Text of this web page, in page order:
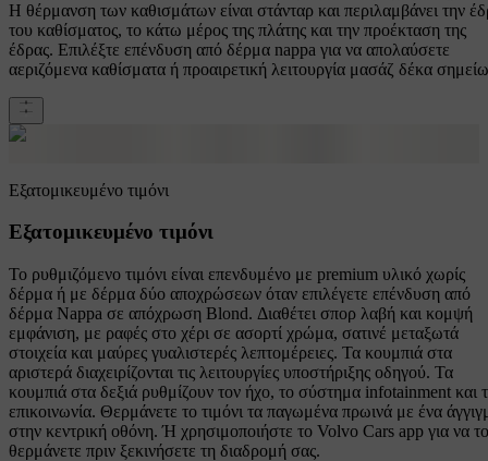
Η θέρμανση των καθισμάτων είναι στάνταρ και περιλαμβάνει την
του καθίσματος, το κάτω μέρος της πλάτης και την προέκταση της
έδρας. Επιλέξτε επένδυση από δέρμα nappa για να απολαύσετε
αεριζόμενα καθίσματα ή προαιρετική λειτουργία μασάζ δέκα
Εξατομικευμένο τιμόνι
Εξατομικευμένο τιμόνι
Το ρυθμιζόμενο τιμόνι είναι επενδυμένο με premium υλικό χωρίς
δέρμα ή με δέρμα δύο αποχρώσεων όταν επιλέγετε επένδυση από
δέρμα Nappa σε απόχρωση Blond. Διαθέτει σπορ λαβή και κομψή
εμφάνιση, με ραφές στο χέρι σε ασορτί χρώμα, σατινέ μεταξωτά
στοιχεία και μαύρες γυαλιστερές λεπτομέρειες. Τα κουμπιά στα
αριστερά διαχειρίζονται τις λειτουργίες υποστήριξης οδηγού. Τα
κουμπιά στα δεξιά ρυθμίζουν τον ήχο, το σύστημα infotainment και
επικοινωνία. Θερμάνετε το τιμόνι τα παγωμένα πρωινά με ένα
στην κεντρική οθόνη. Ή χρησιμοποιήστε το Volvo Cars app για να το
θερμάνετε πριν ξεκινήσετε τη διαδρομή σας.